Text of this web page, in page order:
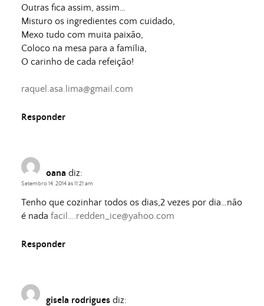
Outras fica assim, assim…
Misturo os ingredientes com cuidado,
Mexo tudo com muita paixão,
Coloco na mesa para a família,
O carinho de cada refeição!
raquel.asa.lima@gmail.com
Responder
oana diz:
Setembro 14, 2014 às 11:21 am
Tenho que cozinhar todos os dias,2 vezes por dia…não
é nada facil….redden_ice@yahoo.com
Responder
gisela rodrigues diz: